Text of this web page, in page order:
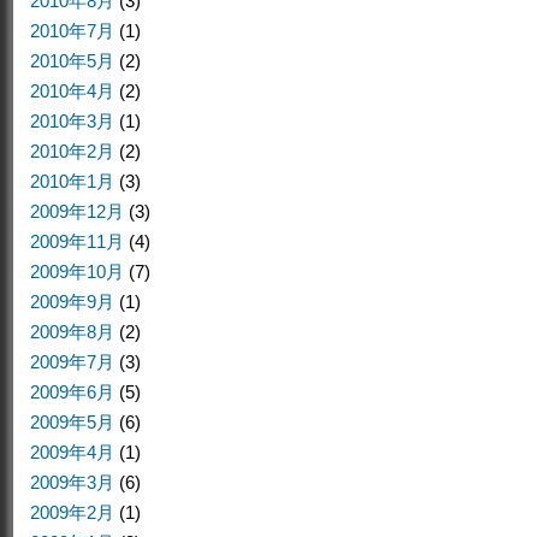
2010年7月 (1)
2010年5月 (2)
2010年4月 (2)
2010年3月 (1)
2010年2月 (2)
2010年1月 (3)
2009年12月 (3)
2009年11月 (4)
2009年10月 (7)
2009年9月 (1)
2009年8月 (2)
2009年7月 (3)
2009年6月 (5)
2009年5月 (6)
2009年4月 (1)
2009年3月 (6)
2009年2月 (1)